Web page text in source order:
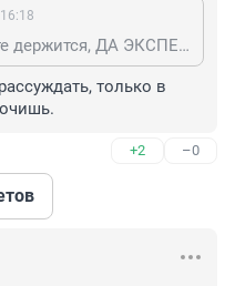
Росатом тоже на изоленте держится, ДА ЭКСПЕРТ?
только в
+2 –0